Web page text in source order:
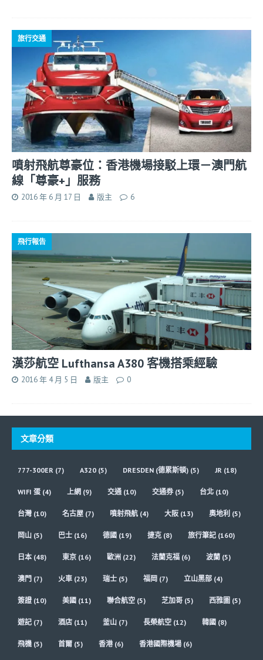
旅行交通
噴射飛航尊豪位：香港機場接駁上環－澳門航
線「尊豪+」服務
2016 年 6 月 17 日 版主 6
飛行報告
漢莎航空 Lufthansa A380 客機搭乘經驗
2016 年 4 月 5 日 版主 0
文章分類
777-300ER (7) A320 (5) DRESDEN (德累斯頓) (5) JR (18)
WIFI 蛋 (4) 上網 (9) 交通 (10) 交通券(5) 台北 (10)
台灣 (10) 名古屋 (7) 噴射飛航 (4) 大阪 (13) 奧地利 (5)
岡山 (5) 巴士 (16) 德國 (19) 捷克 (8) 旅行筆記 (160)
日本 (48) 東京 (16) 歐洲 (22) 法蘭克福 (6) 波蘭 (5)
澳門 (7) 火車 (23) 瑞士 (5) 福岡 (7) 立山黑部 (4)
簽證 (10) 美國 (11) 聯合航空 (5) 芝加哥 (5) 西雅圖 (5)
遊記 (7) 酒店 (11) 釜山 (7) 長榮航空 (12) 韓國 (8)
飛機 (5) 首爾 (5) 香港(6) 香港國際機場 (6)